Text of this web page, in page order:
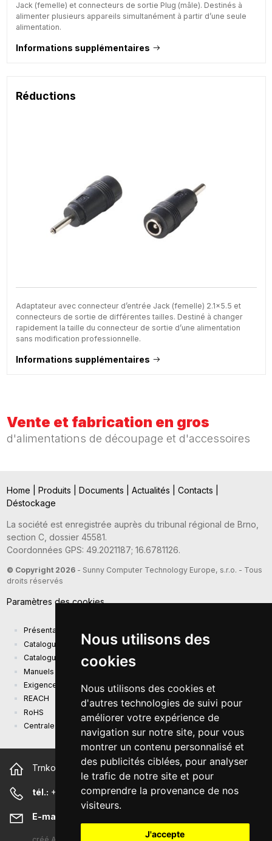
Nous utilisons des
cookies
Nous utilisons des cookies et
d'autres technologies de suivi pour
améliorer votre expérience de
navigation sur notre site, pour vous
montrer un contenu personnalisé et
des publicités ciblées, pour analyser
le trafic de notre site et pour
comprendre la provenance de nos
visiteurs.
J'accepte
Jack (femelle) et connecteurs de sortie Plug (mâle). Destinés à
alimenter plusieurs appareils simultanément à partir d’une seule
alimentation.
Informations supplémentaires
Réductions
Adaptateur avec connecteur d’entrée Jack (femelle) 2.1x5.5 et
connecteurs de sortie de différentes tailles. Destiné à changer
rapidement la taille du connecteur de sortie d’une alimentation
sans modification professionnelle.
Informations supplémentaires
Vente et fabrication en gros
d'alimentations de découpage et d'accessoires
Home Produits Documents Actualités Contacts
Déstockage
La société est enregistrée auprès du tribunal régional de Brno,
section C, dossier 45581.
Coordonnées GPS: 49.2021187; 16.6781126.
© Copyright 2026- Sunny Computer Technology Europe, s.r.o. - Tous
droits réservés
Paramètres des cookies
Présentation de la société
Catalogue actuel des produits
Catalogue de présentation
Manuels
Exigences d'écoconception (EU) 2019/1782
REACH
RoHS
Centrale photovoltaïque
Trnkova 2881/156, 628 00 Brno République tchèque
tél.: +420 544 500 327
E-mail: